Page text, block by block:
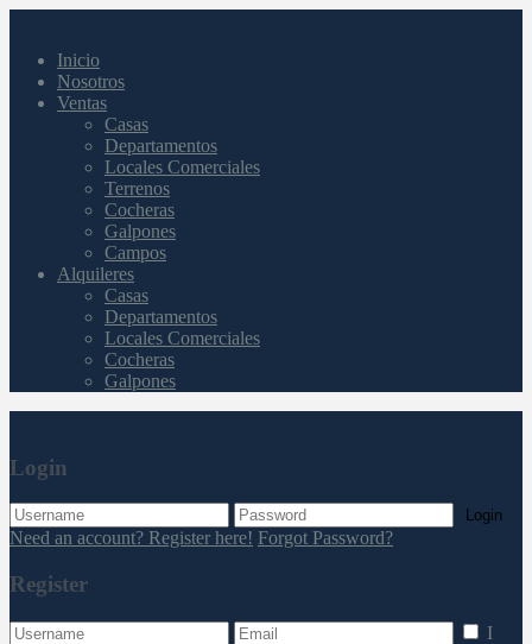
Inicio
Nosotros
Ventas
Casas
Departamentos
Locales Comerciales
Terrenos
Cocheras
Galpones
Campos
Alquileres
Casas
Departamentos
Locales Comerciales
Cocheras
Galpones
Login
Login
Need an account? Register here! Forgot Password?
Register
I